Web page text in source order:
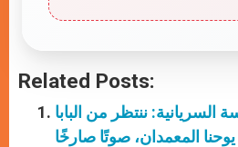
Related Posts:
السريانية: ننتظر من البابا
المعمدان، صوتًا صارخًا